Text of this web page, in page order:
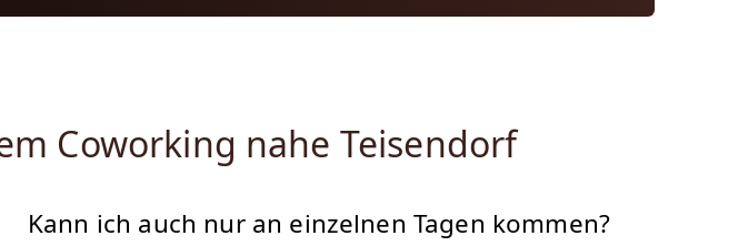
Coworking nahe Teisendorf
Kann ich auch nur an einzelnen Tagen kommen?